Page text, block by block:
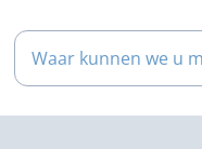
Waar kunnen we u